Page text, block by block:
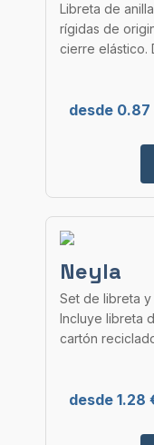
Libreta de
rígidas de
cierre elástico.
desde 0.87
Neyla
Set de libreta
Incluye libreta
cartón
desde 1.28